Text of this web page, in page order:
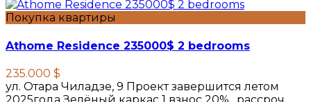
Покупка квартиры
Athome Residence 235000$ 2 bedrooms
235.000 $
ул. Отара Чиладзе, 9 Проект завершится летом